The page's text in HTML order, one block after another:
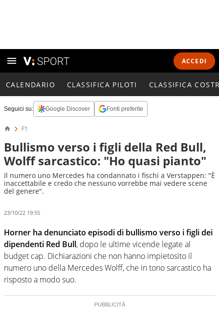
ACCEDI
CALENDARIO CLASSIFICA PILOTI CLASSIFICA
Seguici su: Google Discover Fonti preferite
F1
Bullismo verso i figli della Red Bull,
Wolff sarcastico: "Ho quasi pianto"
Il numero uno Mercedes ha condannato i fischi a Verstappen: "È
inaccettabile e credo che nessuno vorrebbe mai vedere scene
del genere".
23/10/22 19:55
Horner ha denunciato episodi di bullismo verso i figli dei
dipendenti Red Bull, dopo le ultime vicende legate al
budget cap. Dichiarazioni che non hanno impietosito il
numero uno della Mercedes Wolff, che in tono sarcastico ha
risposto a modo suo.